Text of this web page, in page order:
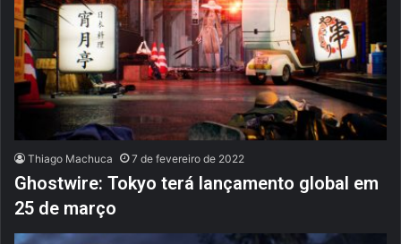
Thiago Machuca 7 de fevereiro de 2022
Ghostwire: Tokyo terá lançamento global em
25 de março